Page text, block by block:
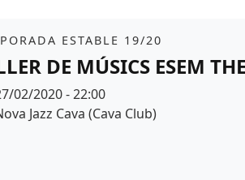
ESTABLE 19/20
DE MÚSICS ESEM
02/2020 - 22:00
Jazz Cava (Cava Club)